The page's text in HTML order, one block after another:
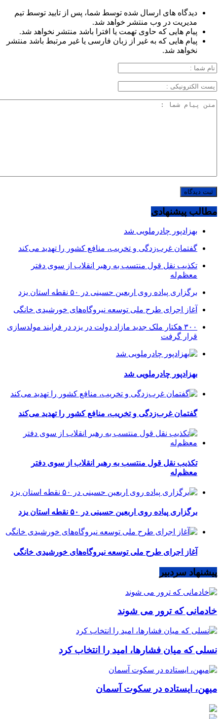
دیدگاه های ارسال شده توسط شما، پس از تایید توسط تیم
مدیریت در وب منتشر خواهد شد.
پیام هایی که حاوی تهمت یا افترا باشد منتشر نخواهد شد.
پیام هایی که به غیر از زبان فارسی یا غیر مرتبط باشد منتشر
نخواهد شد.
مطالب پیشنهادی
بهزادپور چادرملویی شد
گفتمان غرب‌زدگی و تخریب، منافع کشور را تهدید می‌کند
تکذیب نقل قول منتسب به رهبر انقلاب از سوی دفتر
معظم‌له
برگزاری پیاده روی اربعین حسینی در ۵۰ نقطه استان یزد
آغاز اجرای طرح ملی توسعه نیروگاه‌های خورشیدی خانگی
۳۰۰ هکتار ملک جدید مازاد دولت در یزد در فرایند مولدسازی
قرار گرفت
بهزادپور چادرملویی شد
گفتمان غرب‌زدگی و تخریب، منافع کشور را تهدید می‌کند
تکذیب نقل قول منتسب به رهبر انقلاب از سوی دفتر
معظم‌له
برگزاری پیاده روی اربعین حسینی در ۵۰ نقطه استان یزد
آغاز اجرای طرح ملی توسعه نیروگاه‌های خورشیدی خانگی
پیشنهاد سردبیر
خادمانی که ترور می شوند
نسلی که میان فشارها، امید را انتخاب کرد
میهن، ایستاده در سکوت آسمان